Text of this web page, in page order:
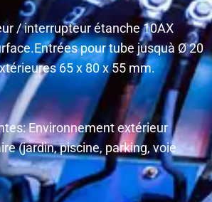
/ interrupteur étanche 10AX
pour tube jusquà Ø 20
65 x 80 x 55 mm.
Environnement extérieur
(jardin, piscine, parking, voie